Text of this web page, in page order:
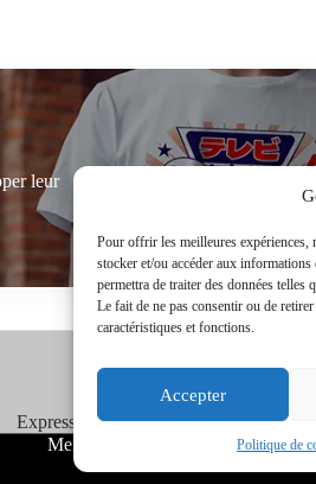
Pour offrir les meilleures expériences,
stocker et/ou accéder aux
permettra de traiter des données
Le fait de ne pas consentir ou de
caractéristiques et fonctions.
Accepter
Politique de
leur
Express 24H
Tarifs Revendeurs
Mentions Légales